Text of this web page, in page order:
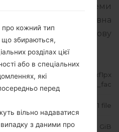
операційної системи
Oreo 8.1.0. Повна
прошивати стокову
Samsung
J710MN_1_20200115110242_xf1px
qrh7o_fac
1 file
2.02 GiB
про кожний тип
що збираються,
розділах цієї
або в спеціальних
які
перед
вільно надаватися
з даними про